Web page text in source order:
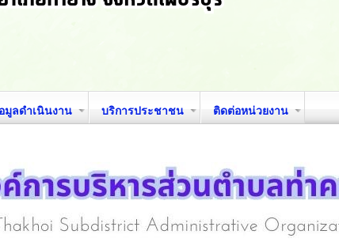
มูลดำเนินงาน บริการประชาชน ติดต่อหน่วยงาน